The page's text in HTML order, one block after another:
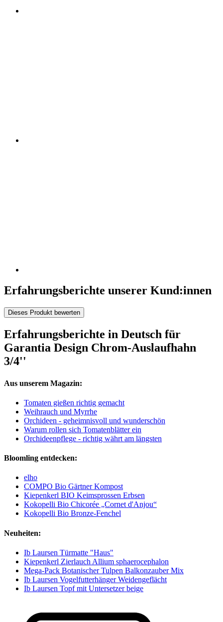
Erfahrungsberichte unserer Kund:innen
Dieses Produkt bewerten
Erfahrungsberichte in Deutsch für
Garantia Design Chrom-Auslaufhahn
3/4''
Aus unserem Magazin:
Tomaten gießen richtig gemacht
Weihrauch und Myrrhe
Orchideen - geheimnisvoll und wunderschön
Warum rollen sich Tomatenblätter ein
Orchideenpflege - richtig währt am längsten
Bloomling entdecken:
elho
COMPO Bio Gärtner Kompost
Kiepenkerl BIO Keimsprossen Erbsen
Kokopelli Bio Chicorée „Cornet d'Anjou“
Kokopelli Bio Bronze-Fenchel
Neuheiten:
Ib Laursen Türmatte "Haus"
Kiepenkerl Zierlauch Allium sphaerocephalon
Mega-Pack Botanischer Tulpen Balkonzauber Mix
Ib Laursen Vogelfutterhänger Weidengeflächt
Ib Laursen Topf mit Untersetzer beige